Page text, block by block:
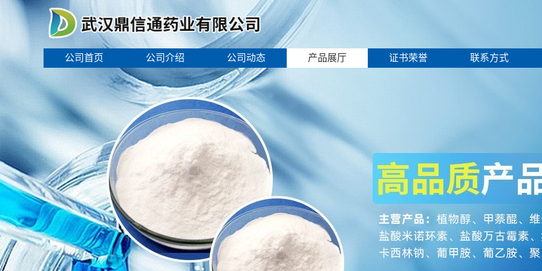
公司首页 公司介绍 公司动态 产品展厅 证书荣誉 联系方式